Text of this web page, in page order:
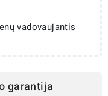
vadovaujantis
garantija